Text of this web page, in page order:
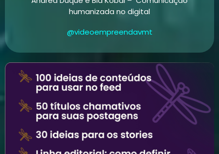
humanizada no digital
@videoempreendavmt